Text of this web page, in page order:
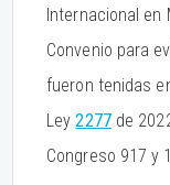
Internacional en
Convenio para
fueron tenidas
Ley2277de
Congreso 917 y